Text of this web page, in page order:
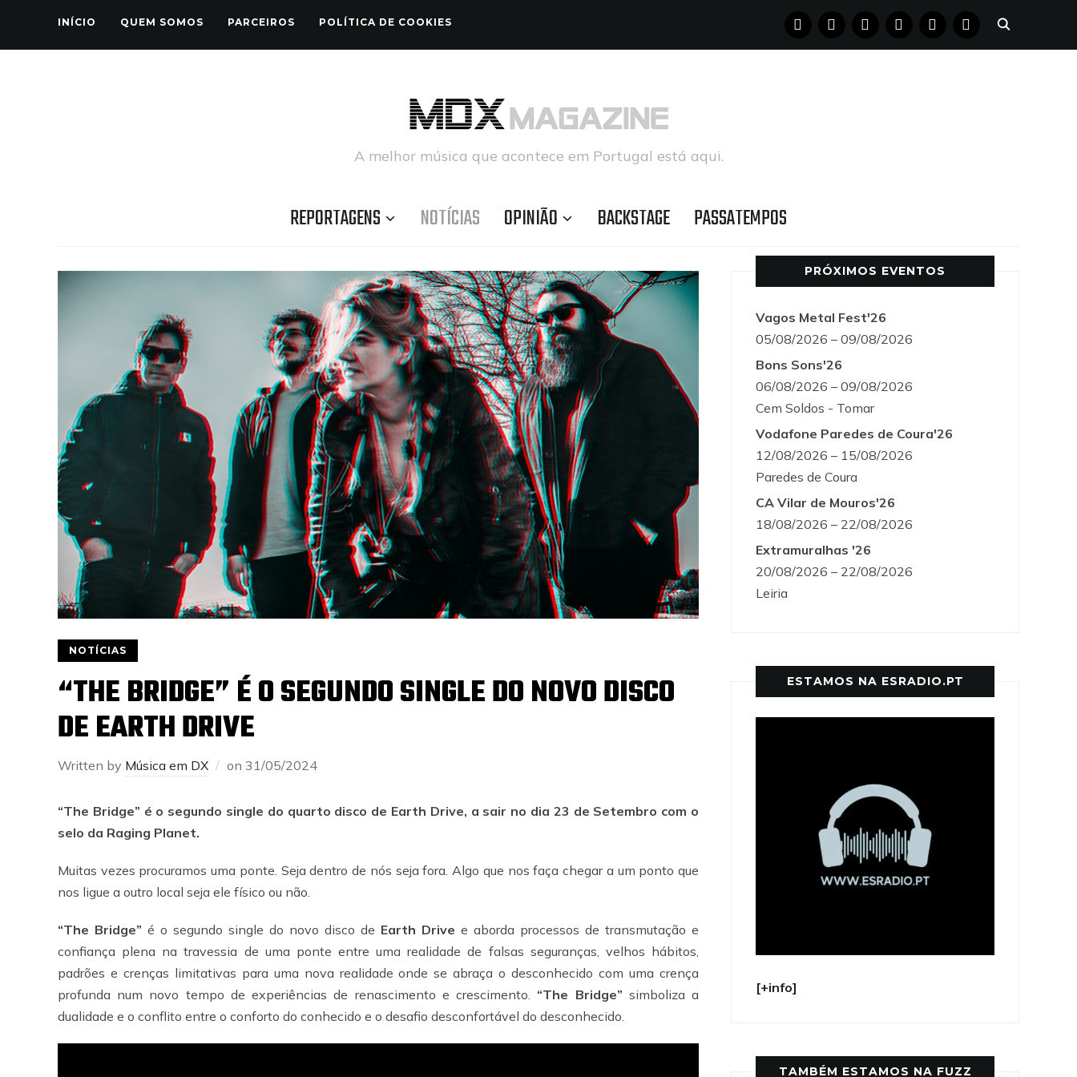
INÍCIO QUEM SOMOS PARCEIROS POLÍTICA DE COOKIES FACEBOOKINSTAGRAM
YOUTUBE PINTERESTTUMBLR
A melhor música que acontece em Portugal está aqui.
REPORTAGENS NOTÍCIAS OPINIÃO BACKSTAGE PASSATEMPOS
NOTÍCIAS
“THE BRIDGE” É O SEGUNDO SINGLE DO NOVO DISCO
DE EARTH DRIVE
Written by Música em DX on 31/05/2024
“The Bridge” é o segundo single do quarto disco de Earth Drive, a sair no dia 23 de Setembro com o
selo da Raging Planet.
Muitas vezes procuramos uma ponte. Seja dentro de nós seja fora. Algo que nos faça chegar a um ponto que
nos ligue a outro local seja ele físico ou não.
“The Bridge” é o segundo single do novo disco de Earth Drive e aborda processos de transmutação e
confiança plena na travessia de uma ponte entre uma realidade de falsas seguranças, velhos hábitos,
padrões e crenças limitativas para uma nova realidade onde se abraça o desconhecido com uma crença
profunda num novo tempo de experiências de renascimento e crescimento. “The Bridge” simboliza a
dualidade e o conflito entre o conforto do conhecido e o desafio desconfortável do desconhecido.
PRÓXIMOS EVENTOS
Vagos Metal Fest'26
05/08/2026 – 09/08/2026
Bons Sons'26
06/08/2026 – 09/08/2026
Cem Soldos - Tomar
Vodafone Paredes de Coura'26
12/08/2026 – 15/08/2026
Paredes de Coura
CA Vilar de Mouros'26
18/08/2026 – 22/08/2026
Extramuralhas '26
20/08/2026 – 22/08/2026
Leiria
ESTAMOS NA ESRADIO.PT
[+info]
TAMBÉM ESTAMOS NA FUZZ